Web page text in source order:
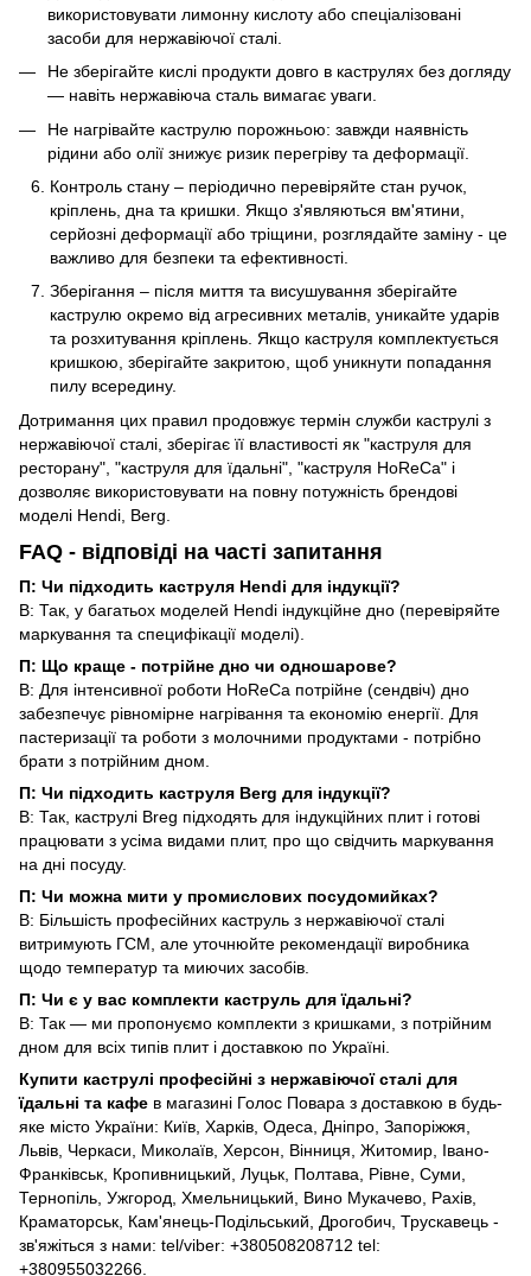
використовувати лимонну кислоту або спеціалізовані
засоби для нержавіючої сталі.
Не зберігайте кислі продукти довго в каструлях без догляду
— навіть нержавіюча сталь вимагає уваги.
Не нагрівайте каструлю порожньою: завжди наявність
рідини або олії знижує ризик перегріву та деформації.
Контроль стану – періодично перевіряйте стан ручок,
кріплень, дна та кришки. Якщо з'являються вм'ятини,
серйозні деформації або тріщини, розглядайте заміну - це
важливо для безпеки та ефективності.
Зберігання – після миття та висушування зберігайте
каструлю окремо від агресивних металів, уникайте ударів
та розхитування кріплень. Якщо каструля комплектується
кришкою, зберігайте закритою, щоб уникнути попадання
пилу всередину.
Дотримання цих правил продовжує термін служби каструлі з
нержавіючої сталі, зберігає її властивості як "каструля для
ресторану", "каструля для їдальні", "каструля HoReCa" і
дозволяє використовувати на повну потужність брендові
моделі Hendi, Berg.
FAQ - відповіді на часті запитання
П: Чи підходить каструля Hendi для індукції?
В: Так, у багатьох моделей Hendi індукційне дно (перевіряйте
маркування та специфікації моделі).
П: Що краще - потрійне дно чи одношарове?
В: Для інтенсивної роботи HoReCa потрійне (сендвіч) дно
забезпечує рівномірне нагрівання та економію енергії. Для
пастеризації та роботи з молочними продуктами - потрібно
брати з потрійним дном.
П: Чи підходить каструля Berg для індукції?
В: Так, каструлі Breg підходять для індукційних плит і готові
працювати з усіма видами плит, про що свідчить маркування
на дні посуду.
П: Чи можна мити у промислових посудомийках?
В: Більшість професійних каструль з нержавіючої сталі
витримують ГСМ, але уточнюйте рекомендації виробника
щодо температур та миючих засобів.
П: Чи є у вас комплекти каструль для їдальні?
В: Так — ми пропонуємо комплекти з кришками, з потрійним
дном для всіх типів плит і доставкою по Україні.
Купити каструлі професійні з нержавіючої сталі для
їдальні та кафе в магазині Голос Повара з доставкою в будь-
яке місто України: Київ, Харків, Одеса, Дніпро, Запоріжжя,
Львів, Черкаси, Миколаїв, Херсон, Вінниця, Житомир, Івано-
Франківськ, Кропивницький, Луцьк, Полтава, Рівне, Суми,
Тернопіль, Ужгород, Хмельницький, Вино Мукачево, Рахів,
Краматорськ, Кам'янець-Подільський, Дрогобич, Трускавець -
зв'яжіться з нами: tel/viber: +380508208712 tel:
+380955032266.